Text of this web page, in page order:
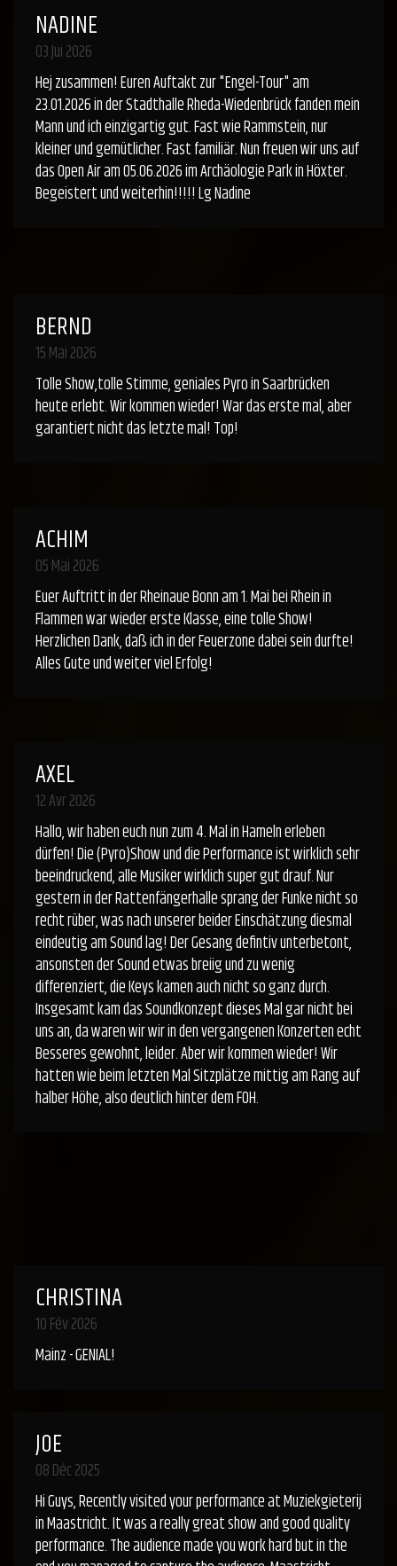
NADINE
03 Jui 2026
Hej zusammen! Euren Auftakt zur "Engel-Tour" am
23.01.2026 in der Stadthalle Rheda-Wiedenbrück fanden mein
Mann und ich einzigartig gut. Fast wie Rammstein, nur
kleiner und gemütlicher. Fast familiär. Nun freuen wir uns auf
das Open Air am 05.06.2026 im Archäologie Park in Höxter.
Begeistert und weiterhin!!!!! Lg Nadine
BERND
15 Mai 2026
Tolle Show,tolle Stimme, geniales Pyro in Saarbrücken
heute erlebt. Wir kommen wieder! War das erste mal, aber
garantiert nicht das letzte mal! Top!
ACHIM
05 Mai 2026
Euer Auftritt in der Rheinaue Bonn am 1. Mai bei Rhein in
Flammen war wieder erste Klasse, eine tolle Show!
Herzlichen Dank, daß ich in der Feuerzone dabei sein durfte!
Alles Gute und weiter viel Erfolg!
AXEL
12 Avr 2026
Hallo, wir haben euch nun zum 4. Mal in Hameln erleben
dürfen! Die (Pyro)Show und die Performance ist wirklich sehr
beeindruckend, alle Musiker wirklich super gut drauf. Nur
gestern in der Rattenfängerhalle sprang der Funke nicht so
recht rüber, was nach unserer beider Einschätzung diesmal
eindeutig am Sound lag! Der Gesang defintiv unterbetont,
ansonsten der Sound etwas breiig und zu wenig
differenziert, die Keys kamen auch nicht so ganz durch.
Insgesamt kam das Soundkonzept dieses Mal gar nicht bei
uns an, da waren wir wir in den vergangenen Konzerten echt
Besseres gewohnt, leider. Aber wir kommen wieder! Wir
hatten wie beim letzten Mal Sitzplätze mittig am Rang auf
halber Höhe, also deutlich hinter dem FOH.
CHRISTINA
10 Fév 2026
Mainz - GENIAL!
JOE
08 Déc 2025
Hi Guys, Recently visited your performance at Muziekgieterij
in Maastricht. It was a really great show and good quality
performance. The audience made you work hard but in the